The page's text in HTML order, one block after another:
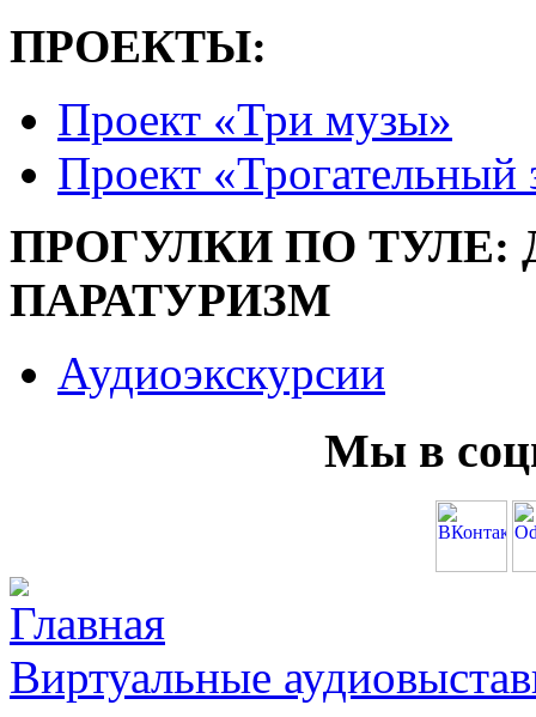
ПРОЕКТЫ:
Проект «Три музы»
Проект «Трогательный
ПРОГУЛКИ ПО
ПАРАТУРИЗМ
Аудиоэкскурсии
Мы в
Главная
Виртуальные